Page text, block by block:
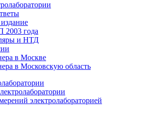
года
и НТД
в Москве
в Московскую область
электролабораторией